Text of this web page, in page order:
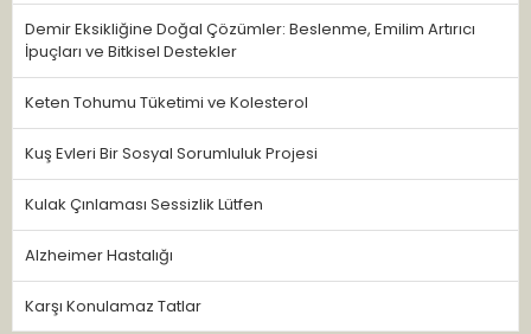
Demir Eksikliğine Doğal Çözümler: Beslenme, Emilim Artırıcı
İpuçları ve Bitkisel Destekler
Keten Tohumu Tüketimi ve Kolesterol
Kuş Evleri Bir Sosyal Sorumluluk Projesi
Kulak Çınlaması Sessizlik Lütfen
Alzheimer Hastalığı
Karşı Konulamaz Tatlar